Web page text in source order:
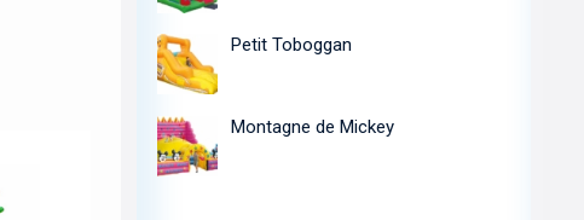
Petit Toboggan
Montagne de Mickey